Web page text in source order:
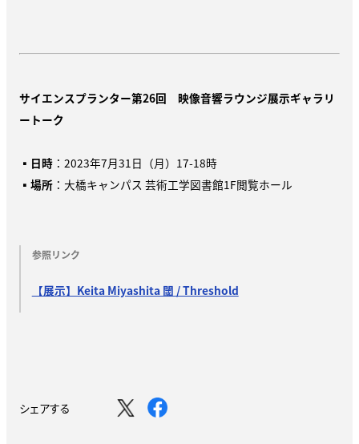
サイエンスプランター第26回 映像音響ラウンジ展示ギャラリ
ートーク
▪ 日時 ：2023年7月31日（月）17-18時
▪ 場所 ：大橋キャンパス 芸術工学図書館1F閲覧ホール
参照リンク
【展示】Keita Miyashita 閾 / Threshold
シェアする